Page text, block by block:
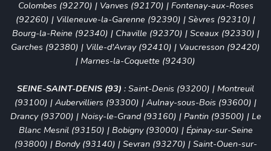
Colombes (92270) | Vanves (92170) | Fontenay-aux-Roses
(92260) | Villeneuve-la-Garenne (92390) | Sèvres (92310) |
Bourg-la-Reine (92340) | Chaville (92370) | Sceaux (92330) |
Garches (92380) | Ville-d'Avray (92410) | Vaucresson (92420)
| Marnes-la-Coquette (92430)
SEINE-SAINT-DENIS (93) : Saint-Denis (93200) | Montreuil
(93100) | Aubervilliers (93300) | Aulnay-sous-Bois (93600) |
Drancy (93700) | Noisy-le-Grand (93160) | Pantin (93500) | Le
Blanc Mesnil (93150) | Bobigny (93000) | Épinay-sur-Seine
(93800) | Bondy (93140) | Sevran (93270) | Saint-Ouen-sur-